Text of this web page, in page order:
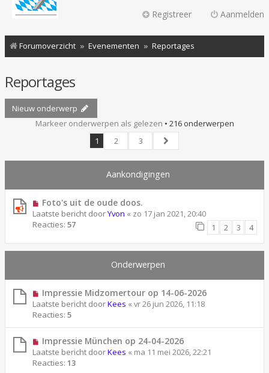
Aanmelden
Registreer
Forumoverzicht Evenementen Reportages
Reportages
Nieuw onderwerp
Markeer onderwerpen als gelezen • 216 onderwerpen
1
2
3
Volgende
Aankondigingen
Foto's uit de oude doos.
Laatste bericht doorYvon « zo 17 jan 2021, 20:40
Reacties: 57 1 2 3 4
Onderwerpen
Impressie Midzomertour op 14-06-2026
Laatste bericht doorKees « vr 26 jun 2026, 11:18
Reacties: 5
Impressie München op 24-04-2026
Laatste bericht doorKees « ma 11 mei 2026, 22:21
Reacties: 13